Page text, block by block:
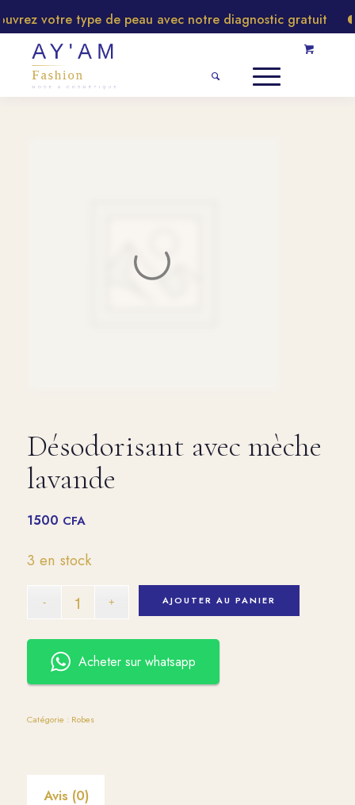
votre type de peau avec notre diagnostic gratuit
Désodorisant avec mèche
lavande
1500 CFA
3 en stock
AJOUTER AU PANIER
Acheter sur whatsapp
Catégorie : Robes
Avis (0)